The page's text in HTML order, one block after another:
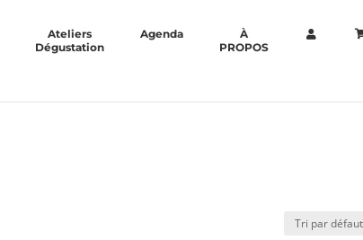
Ateliers
Dégustation
Agenda
À
PROPOS